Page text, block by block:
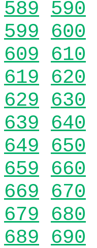
589 590
599 600
609 610
619 620
629 630
639 640
649 650
659 660
669 670
679 680
689 690